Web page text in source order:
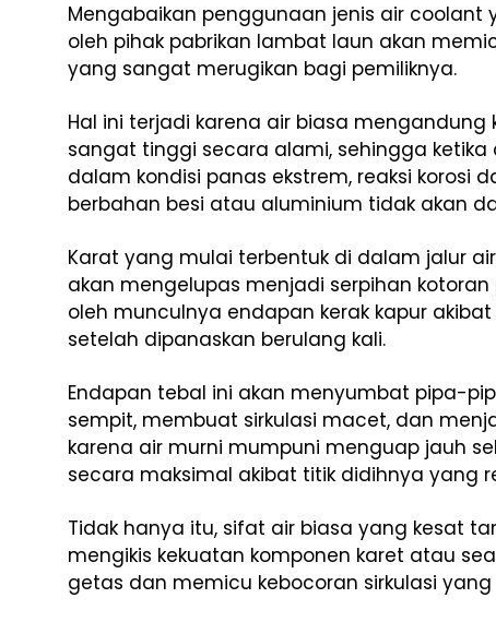
Mengabaikan penggunaan jenis air coolant
oleh pihak pabrikan lambat laun akan
yang sangat merugikan bagi pemiliknya.
Hal ini terjadi karena air biasa
sangat tinggi secara alami, sehingga
dalam kondisi panas ekstrem, reaksi korosi
berbahan besi atau aluminium tidak akan
Karat yang mulai terbentuk di dalam jalur
akan mengelupas menjadi serpihan
oleh munculnya endapan kerak kapur
setelah dipanaskan berulang kali.
Endapan tebal ini akan menyumbat pipa-
sempit, membuat sirkulasi macet, dan
karena air murni mumpuni menguap jauh
secara maksimal akibat titik didihnya yang
Tidak hanya itu, sifat air biasa yang kesat
mengikis kekuatan komponen karet atau
getas dan memicu kebocoran sirkulasi yang